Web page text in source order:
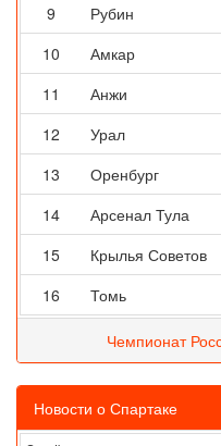
9
Рубин
10
Амкар
11
Анжи
12
Урал
13
Оренбург
14
Арсенал Тула
15
Крылья Советов
16
Томь
Чемпионат
Новости о Спартаке